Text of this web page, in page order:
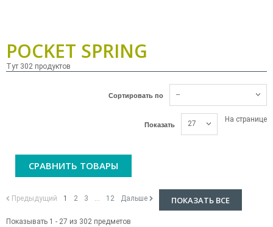
POCKET SPRING
Тут 302 продуктов
Сортировать по --
Показать 27 На странице
СРАВНИТЬ ТОВАРЫ
ПОКАЗАТЬ ВСЕ
Предыдущий 1 2 3 ... 12 Дальше
Показывать 1 - 27 из 302 предметов